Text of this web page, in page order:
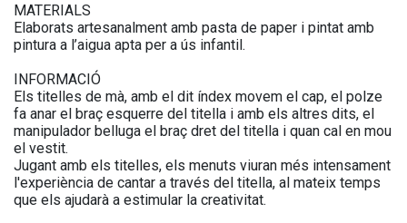
MATERIALS
Elaborats artesanalment amb pasta de paper i pintat amb
pintura a l’aigua apta per a ús infantil.
INFORMACIÓ
Els titelles de mà, amb el dit índex movem el cap, el polze
fa anar el braç esquerre del titella i amb els altres dits, el
manipulador belluga el braç dret del titella i quan cal en mou
el vestit.
Jugant amb els titelles, els menuts viuran més intensament
l'experiència de cantar a través del titella, al mateix temps
que els ajudarà a estimular la creativitat.